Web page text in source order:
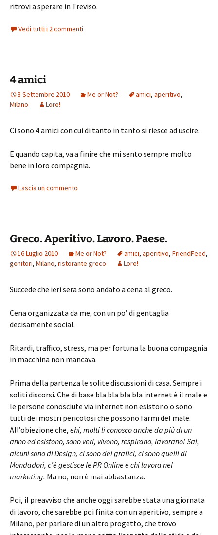
ritrovi a sperare in Treviso.
Vedi tutti i 2 commenti
4 amici
8 Settembre 2010 Me or Not? amici, aperitivo,
Milano
Lore!
Ci sono 4 amici con cui di tanto in tanto si riesce ad uscire.
E quando capita, va a finire che mi sento sempre molto
bene in loro compagnia.
Lascia un commento
Greco. Aperitivo. Lavoro. Paese.
16 Luglio 2010 Me or Not? amici, aperitivo, FriendFeed,
genitori, Milano, ristorante greco Lore!
Succede che ieri sera sono andato a cena al greco.
Cena organizzata da me, con un po’ di gentaglia
decisamente social.
Ritardi, traffico, stress, ma per fortuna la buona compagnia
in macchina non mancava.
Prima della partenza le solite discussioni di casa. Sempre i
soliti discorsi. Che di base bla bla bla bla internet è il male e
le persone conosciute via internet non esistono o sono
tutti dei mostri pericolosi che possono farmi del male.
All’obiezione che, ehi, molti li conosco anche da più di un
anno ed esistono, sono veri, vivono, respirano, lavorano! Sai,
alcuni sono di Design, ci sono dei grafici, ci sono quelli di
Mondadori, c’è gestisce le PR Online e chi lavora nel
marketing. Ma no, non è mai abbastanza.
Poi, il preavviso che anche oggi sarebbe stata una giornata
di lavoro, che sarebbe poi finita con un aperitivo, sempre a
Milano, per parlare di un altro progetto, che trovo